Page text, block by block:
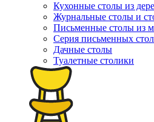
Кухонные столы из
Журнальные столы и
Письменные столы из
Серия письменных
Дачные столы
Туалетные столики